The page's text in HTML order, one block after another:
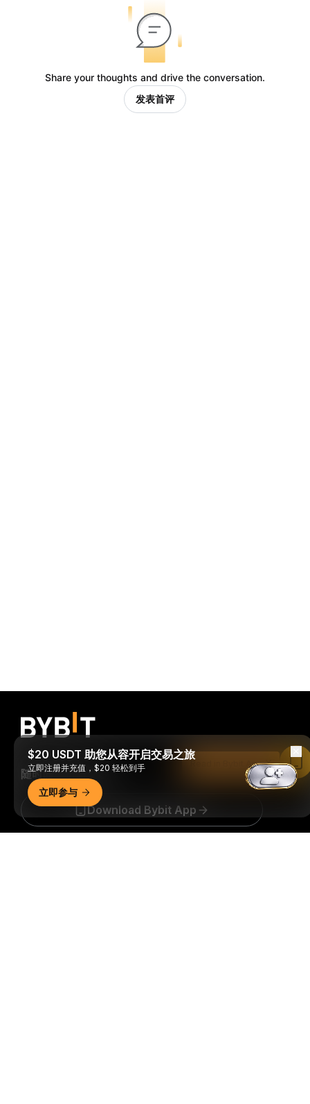
Share your thoughts and drive the conversation.
发表首评
随时随地进行交易！
Download Bybit App
$20 USDT 助您从容开启交易之旅
立即注册并充值，$20 轻松到手
立即参与
Read in Bybit App